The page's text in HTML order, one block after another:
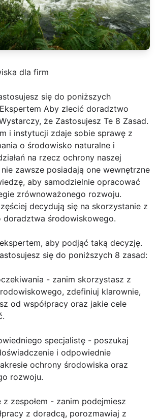
dla firm
się do poniższych
Aby zlecić doradztwo
że Zastosujesz Te 8 Zasad.
i instytucji zdaje sobie sprawę z
o środowisko naturalne i
na rzecz ochrony naszej
zawsze posiadają one wewnętrzne
aby samodzielnie opracować
zrównoważonego rozwoju.
decydują się na skorzystanie z
doradztwa środowiskowego.
aby podjąć taką decyzję.
się do poniższych 8 zasad:
- zanim skorzystasz z
zdefiniuj klarownie,
od współpracy oraz jakie cele
specjalistę - poszukaj
i odpowiednie
ochrony środowiska oraz
rozwoju.
z zespołem - zanim podejmiesz
z doradcą, porozmawiaj z